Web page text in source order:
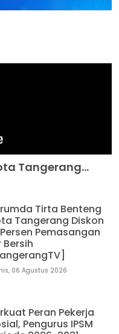
Tangerang...
Tirta Benteng
Tangerang Diskon
Persen Pemasangan
Bersih
06 Agustus 2026
Peran Pekerja
Pengurus IPSM